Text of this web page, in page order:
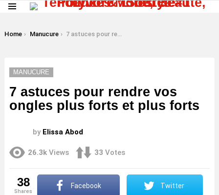
You are here:
Home Manucure 7 astuces pour rendre vos ongles plus forts et plus forts
MANUCURE
7 astuces pour rendre vos
ongles plus forts et plus forts
by Elissa Abod
26.3k Views 33 Votes
38
shares
Facebook Twitter